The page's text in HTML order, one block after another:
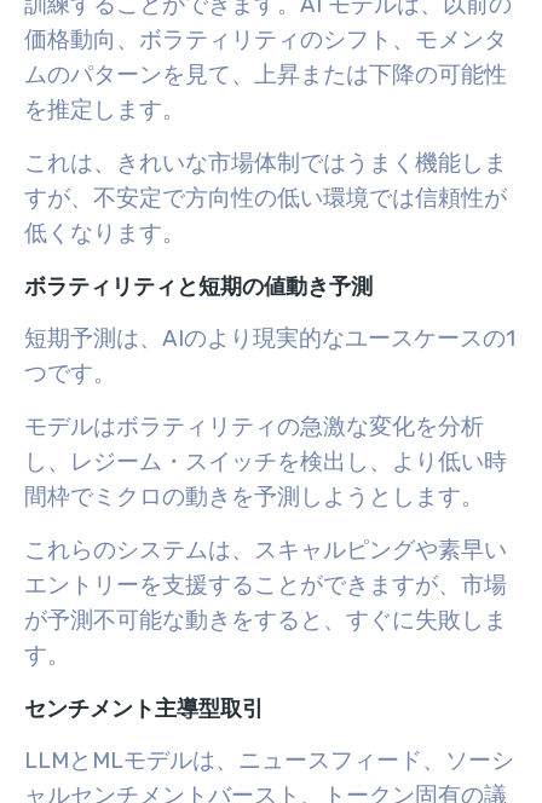
価格動向、ボラティリティのシフト、モメンタ
ムのパターンを見て、上昇または下降の可能性
を推定します。
これは、きれいな市場体制ではうまく機能しま
すが、不安定で方向性の低い環境では信頼性が
低くなります。
ボラティリティと短期の値動き予測
短期予測は、AIのより現実的なユースケースの1
つです。
モデルはボラティリティの急激な変化を分析
し、レジーム・スイッチを検出し、より低い時
間枠でミクロの動きを予測しようとします。
これらのシステムは、スキャルピングや素早い
エントリーを支援することができますが、市場
が予測不可能な動きをすると、すぐに失敗しま
す。
センチメント主導型取引
LLMとMLモデルは、ニュースフィード、ソーシ
ャルセンチメントバースト、トークン固有の議